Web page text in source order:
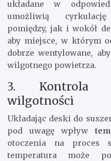
układane w
umożliwią
pomiędzy, jak i wokół
aby miejsce, w którym
dobrze wentylowane,
wilgotnego powietrza.
3. Kontrola
wilgotności
Układając deski do
pod uwagę wpływ
otoczenia na proces
temperatura może